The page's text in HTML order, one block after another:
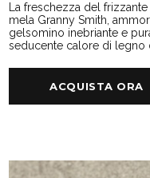
La freschezza del
mela Granny Smith,
gelsomino inebriante e
seducente calore di legno
ACQUISTA ORA